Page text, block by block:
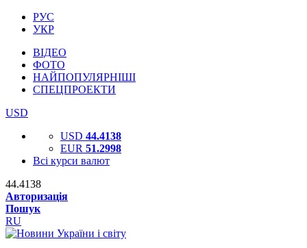
РУС
УКР
ВІДЕО
ФОТО
НАЙПОПУЛЯРНІШІ
СПЕЦПРОЕКТИ
USD
USD 44.4138
EUR 51.2998
Всі курси валют
44.4138
Авторизація
Пошук
RU